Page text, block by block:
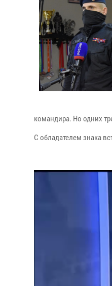
командира. Но одних
С обладателем знака